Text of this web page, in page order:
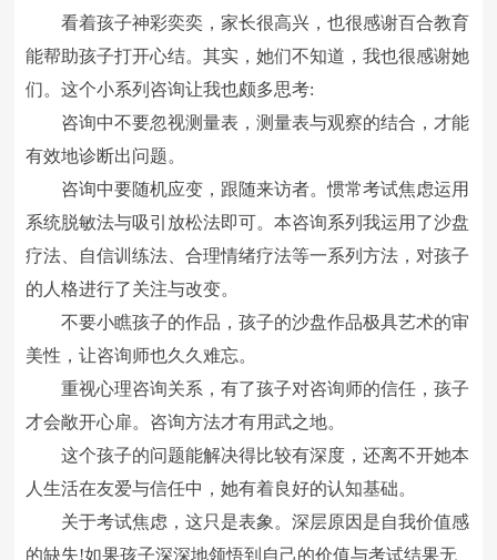
看着孩子神彩奕奕，家长很高兴，也很感谢百合教育
能帮助孩子打开心结。其实，她们不知道，我也很感谢她
们。这个小系列咨询让我也颇多思考:
咨询中不要忽视测量表，测量表与观察的结合，才能
有效地诊断出问题。
咨询中要随机应变，跟随来访者。惯常考试焦虑运用
系统脱敏法与吸引放松法即可。本咨询系列我运用了沙盘
疗法、自信训练法、合理情绪疗法等一系列方法，对孩子
的人格进行了关注与改变。
不要小瞧孩子的作品，孩子的沙盘作品极具艺术的审
美性，让咨询师也久久难忘。
重视心理咨询关系，有了孩子对咨询师的信任，孩子
才会敞开心扉。咨询方法才有用武之地。
这个孩子的问题能解决得比较有深度，还离不开她本
人生活在友爱与信任中，她有着良好的认知基础。
关于考试焦虑，这只是表象。深层原因是自我价值感
的缺失!如果孩子深深地领悟到自己的价值与考试结果无